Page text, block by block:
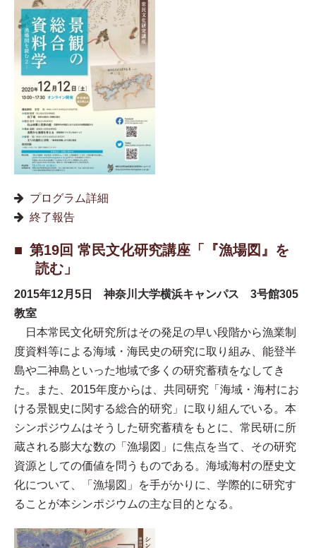
プログラム詳細
終了報告
第19回 常民文化研究講座「『漁場図』を
読む」
2015年12月5日 神奈川大学横浜キャンパス 3号館305
教室
日本常民文化研究所はその発足の早い段階から漁業制
度資料等による海域・海民史の研究に取り組み、能登半
島や二神島といった地域で多くの研究蓄積をなしてき
た。また、2015年度からは、共同研究「海域・海村にお
ける景観史に関する総合的研究」に取り組んでいる。本
シンポジウムはそうした研究蓄積をもとに、常民研に所
蔵される膨大な数の「漁場図」に焦点を当て、その研究
資源としての価値を問うものである。海域海村の歴史文
化について、「漁場図」を手がかりに、学際的に研究す
ることが本シンポジウムの主な目的となる。